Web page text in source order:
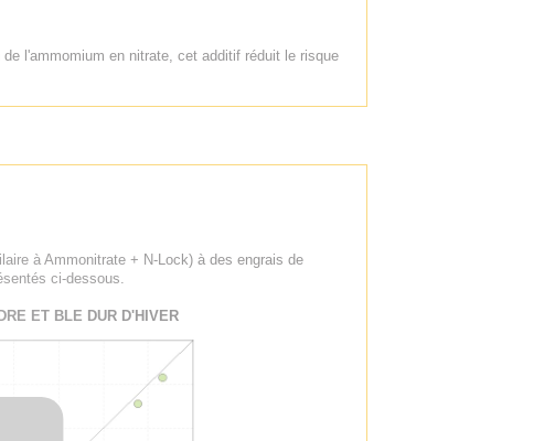
l'ammomium en nitrate, cet additif réduit le risque
à Ammonitrate + N-Lock) à des engrais de
ci-dessous.
ET BLE DUR D'HIVER